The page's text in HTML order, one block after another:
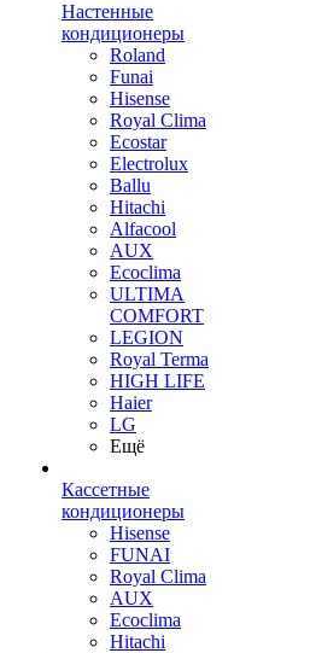
Настенные
кондиционеры
Roland
Funai
Hisense
Royal Clima
Ecostar
Electrolux
Ballu
Hitachi
Alfacool
AUX
Ecoclima
ULTIMA
COMFORT
LEGION
Royal Terma
HIGH LIFE
Haier
LG
Ещё
Кассетные
кондиционеры
Hisense
FUNAI
Royal Clima
AUX
Ecoclima
Hitachi